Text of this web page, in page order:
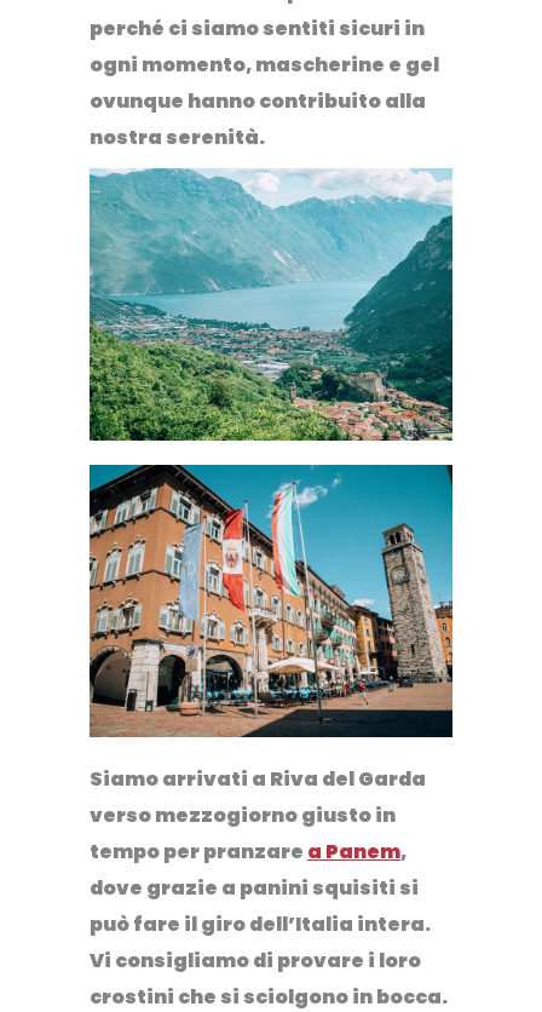
perché ci siamo sentiti sicuri in
ogni momento, mascherine e gel
ovunque hanno contribuito alla
nostra serenità.
Siamo arrivati a Riva del Garda
verso mezzogiorno giusto in
tempo perpranzare a Panem,
dove grazie a panini squisiti si
può fare il giro dell’Italia intera.
Vi consigliamo di provare i loro
crostini che si sciolgono in bocca.